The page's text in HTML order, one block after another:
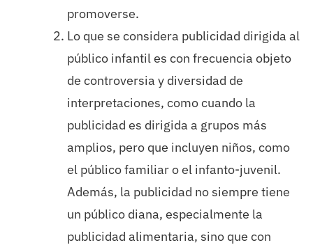
promoverse.
Lo que se considera publicidad dirigida al
público infantil es con frecuencia objeto
de controversia y diversidad de
interpretaciones, como cuando la
publicidad es dirigida a grupos más
amplios, pero que incluyen niños, como
el público familiar o el infanto-juvenil.
Además, la publicidad no siempre tiene
un público diana, especialmente la
publicidad alimentaria, sino que con